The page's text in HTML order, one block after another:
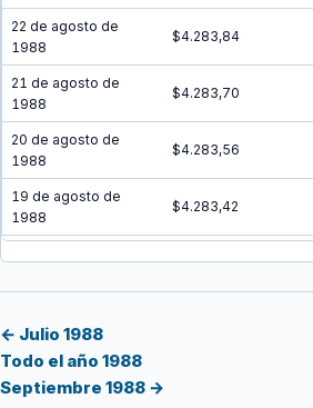
22 de agosto de
1988
$4.283,84
21 de agosto de
1988
$4.283,70
20 de agosto de
1988
$4.283,56
19 de agosto de
1988
$4.283,42
$4.283,28
1988
16 de agosto de
1988
← Julio 1988
Todo el año 1988
Septiembre 1988 →